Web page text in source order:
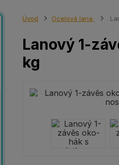
Úvod Ocelová lana
Lanový 1-
kg